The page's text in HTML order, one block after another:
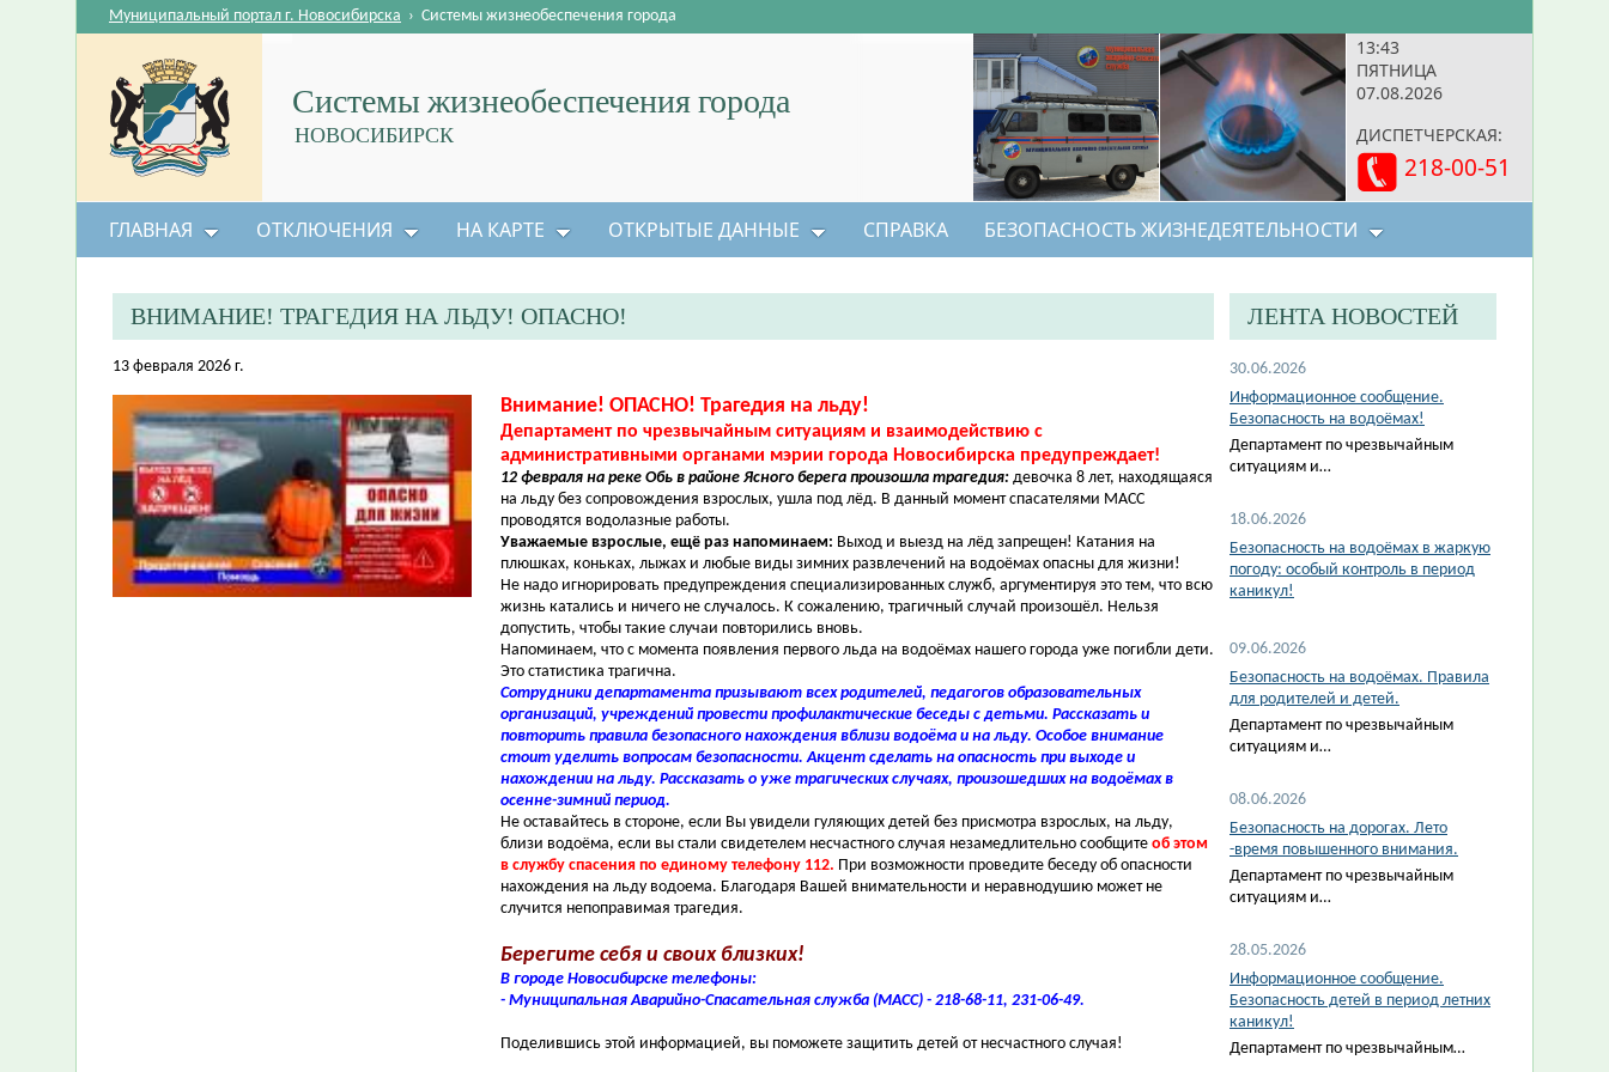
13:43
ПЯТНИЦА
07.08.2026
ДИСПЕТЧЕРСКАЯ:
218-00-51
Системы жизнеобеспечения города
НОВОСИБИРСК
Муниципальный портал г. Новосибирска › Системы жизнеобеспечения города
ГЛАВНАЯ ОТКЛЮЧЕНИЯ НА КАРТЕ ОТКРЫТЫЕ ДАННЫЕ СПРАВКА БЕЗОПАСНОСТЬ ЖИЗНЕДЕЯТЕЛЬНОСТИ
ВНИМАНИЕ! ТРАГЕДИЯ НА ЛЬДУ! ОПАСНО!
13 февраля 2026 г.
Внимание! ОПАСНО! Трагедия на льду!
Департамент по чрезвычайным ситуациям и взаимодействию с
административными органами мэрии города Новосибирска предупреждает!
12 февраля на реке Обь в районе Ясного берега произошла трагедия: девочка 8 лет, находящаяся
на льду без сопровождения взрослых, ушла под лёд. В данный момент спасателями МАСС
проводятся водолазные работы.
Уважаемые взрослые, ещё раз напоминаем: Выход и выезд на лёд запрещен! Катания на
плюшках, коньках, лыжах и любые виды зимних развлечений на водоёмах опасны для жизни!
Не надо игнорировать предупреждения специализированных служб, аргументируя это тем, что всю
жизнь катались и ничего не случалось. К сожалению, трагичный случай произошёл. Нельзя
допустить, чтобы такие случаи повторились вновь.
Напоминаем, что с момента появления первого льда на водоёмах нашего города уже погибли дети.
Это статистика трагична.
Сотрудники департамента призывают всех родителей, педагогов образовательных
организаций, учреждений провести профилактические беседы с детьми. Рассказать и
повторить правила безопасного нахождения вблизи водоёма и на льду. Особое внимание
стоит уделить вопросам безопасности. Акцент сделать на опасность при выходе и
нахождении на льду. Рассказать о уже трагических случаях, произошедших на водоёмах в
осенне-зимний период.
Не оставайтесь в стороне, если Вы увидели гуляющих детей без присмотра взрослых, на льду,
близи водоёма, если вы стали свидетелем несчастного случая незамедлительно сообщите об этом
в службу спасения по единому телефону 112. При возможности проведите беседу об опасности
нахождения на льду водоема. Благодаря Вашей внимательности и неравнодушию может не
случится непоправимая трагедия.
Берегите себя и своих близких!
В городе Новосибирске телефоны:
- Муниципальная Аварийно-Спасательная служба (МАСС) - 218-68-11, 231-06-49.
Поделившись этой информацией, вы поможете защитить детей от несчастного случая!
ЛЕНТА НОВОСТЕЙ
30.06.2026
Информационное сообщение.
Безопасность на водоёмах!
Департамент по чрезвычайным
ситуациям и…
18.06.2026
Безопасность на водоёмах в жаркую
погоду: особый контроль в период
каникул!
09.06.2026
Безопасность на водоёмах. Правила
для родителей и детей.
Департамент по чрезвычайным
ситуациям и…
08.06.2026
Безопасность на дорогах. Лето
-время повышенного внимания.
Департамент по чрезвычайным
ситуациям и…
28.05.2026
Информационное сообщение.
Безопасность детей в период летних
каникул!
Департамент по чрезвычайным…